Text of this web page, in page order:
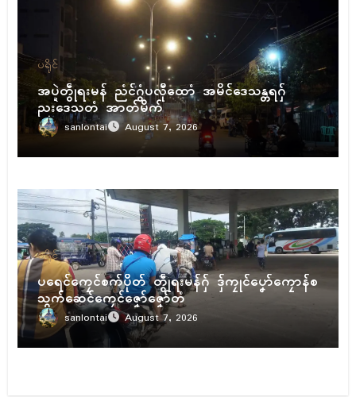
ပရိုၚ်
အပ္ဍဲတွဵုရးမန် ညံၚ်ဂွံပလီုထောံ အမိၚ်ဒေသန္တရဂှ်
ညးဒေသတံ အာတ်မိက်
sanlontai August 7, 2026
ပရိုၚ်
ပရေၚ်ကၠေၚ်စက်ပိုတ် တွဵုရးမန်ဂှ် ဒှ်ကၠုၚ်ပၞော်ကၠောန်စ
သွက်ဆေၚ်ကၠေၚ်ဇၞော်ဇၞော်တံ
sanlontai August 7, 2026